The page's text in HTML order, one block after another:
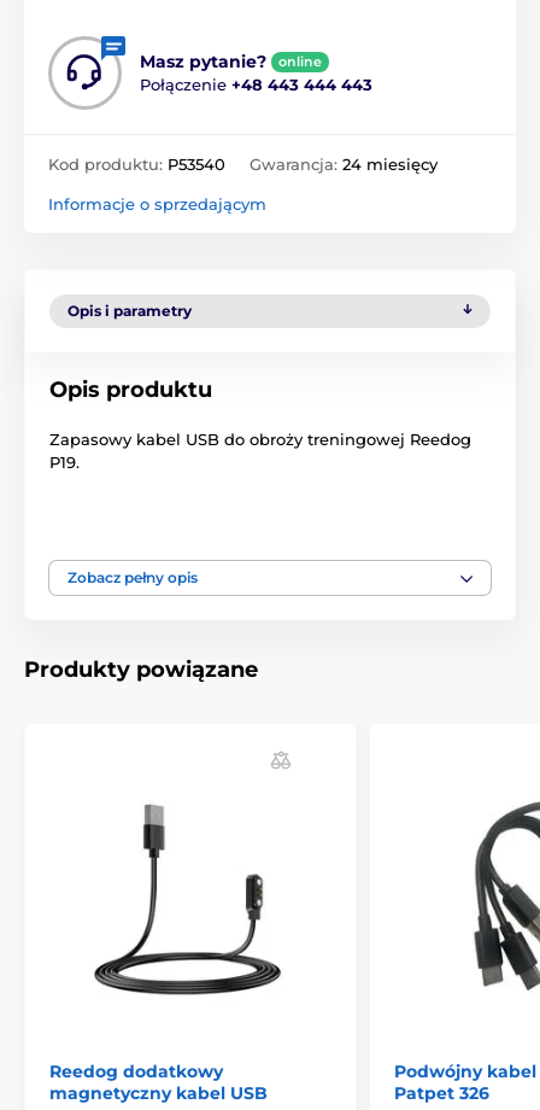
Masz pytanie? online
Połączenie +48 443 444 443
Kod produktu: P53540 Gwarancja: 24 miesięcy
Informacje o sprzedającym
Opis i parametry
Opis produktu
Zapasowy kabel USB do obroży treningowej Reedog
P19.
Kabel USB do ładowania Reedog P19
Produkt znajduje się w kategoriach
Zobacz pełny opis
Produkty powiązane
Reedog dodatkowy
magnetyczny kabel USB
Podwójny
Patpet 326